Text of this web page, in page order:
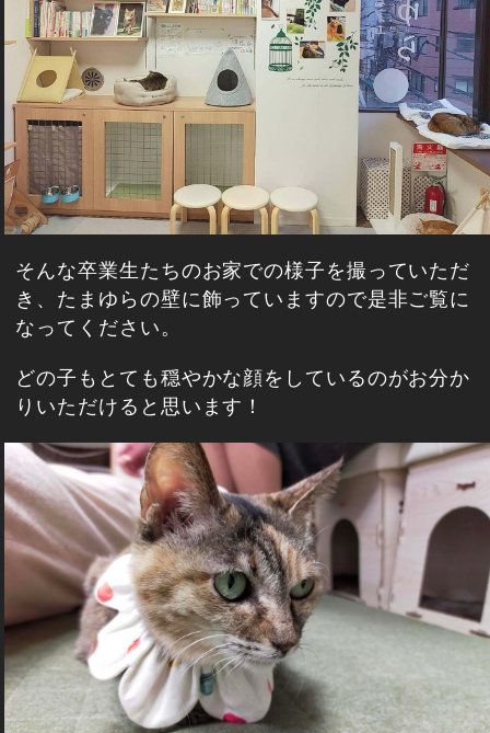
そんな卒業生たちのお家での様子を撮っていただ
き、たまゆらの壁に飾っていますので是非ご覧に
なってください。
どの子もとても穏やかな顔をしているのがお分か
りいただけると思います！